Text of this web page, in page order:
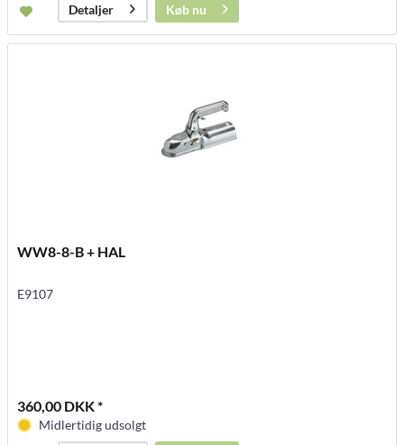
Detaljer
Køb nu
WW8-8-B + HAL
E9107
360,00 DKK *
Midlertidig udsolgt